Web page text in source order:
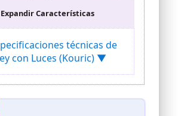
navideño con luces presenta
diseños festivos con colores
y estampados únicos. El estampado
con bufanda irradia alegría
¡a tu hijo le encantará este
de Primera Calidad】 Este jersey
% acrílico, suave y elástico,
Expandir Características
técnicas de
con Luces (Kouric) ▼